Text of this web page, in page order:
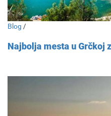
Blog /
Najbolja mesta u Grčkoj